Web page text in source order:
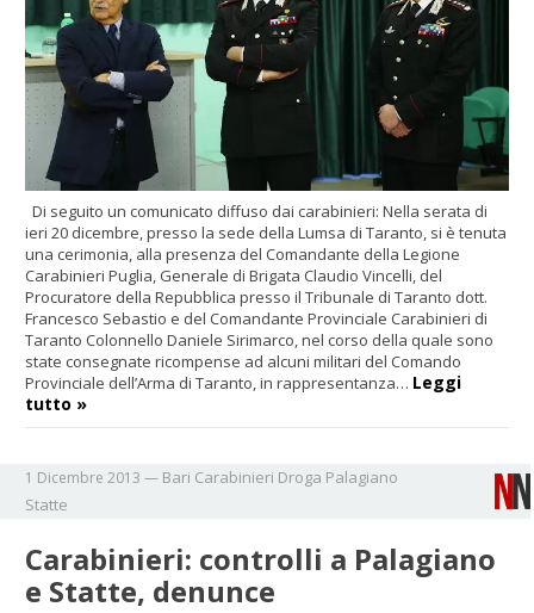
Di seguito un comunicato diffuso dai carabinieri: Nella serata di
ieri 20 dicembre, presso la sede della Lumsa di Taranto, si è tenuta
una cerimonia, alla presenza del Comandante della Legione
Carabinieri Puglia, Generale di Brigata Claudio Vincelli, del
Procuratore della Repubblica presso il Tribunale di Taranto dott.
Francesco Sebastio e del Comandante Provinciale Carabinieri di
Taranto Colonnello Daniele Sirimarco, nel corso della quale sono
state consegnate ricompense ad alcuni militari del Comando
Provinciale dell’Arma di Taranto, in rappresentanza… Leggi
tutto »
1 Dicembre 2013 — Bari Carabinieri Droga Palagiano
Statte
Carabinieri: controlli a Palagiano
e Statte, denunce